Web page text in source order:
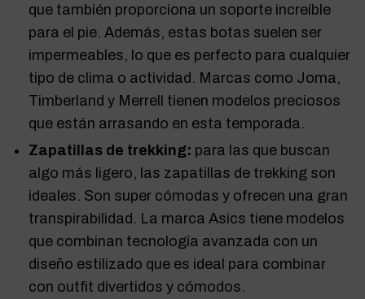
que también proporciona un soporte increíble
para el pie. Además, estas botas suelen ser
impermeables, lo que es perfecto para cualquier
tipo de clima o actividad. Marcas como Joma,
Timberland y Merrell tienen modelos preciosos
que están arrasando en esta temporada.
Zapatillas de trekking: para las que buscan
algo más ligero, las zapatillas de trekking son
ideales. Son super cómodas y ofrecen una gran
transpirabilidad. La marca Asics tiene modelos
que combinan tecnología avanzada con un
diseño estilizado que es ideal para combinar
con outfit divertidos y cómodos.